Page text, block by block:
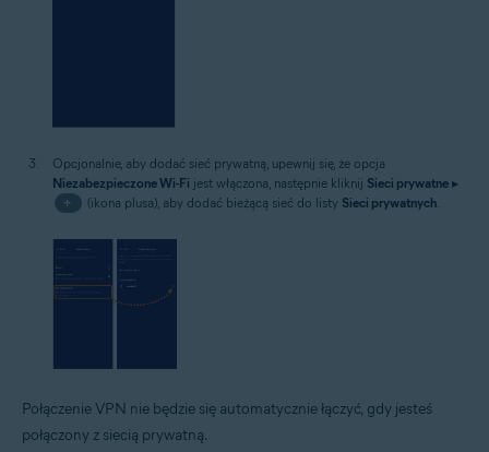
Opcjonalnie, aby dodać sieć prywatną, upewnij się, że opcja
Niezabezpieczone Wi-Fi jest włączona, następnie kliknij Sieci prywatne ▸
+
(ikona plusa), aby dodać bieżącą sieć do listy Sieci prywatnych.
Połączenie VPN nie będzie się automatycznie łączyć, gdy jesteś
połączony z siecią prywatną.